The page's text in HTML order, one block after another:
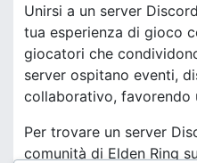
Unirsi a un server
tua esperienza di gioco
giocatori che
server ospitano eventi,
collaborativo, favorendo
Per trovare un server
comunità di Elden Ring